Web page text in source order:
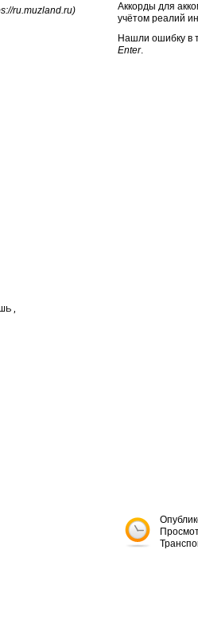
ru.muzland.ru) Аккорды для
учётом реалий
Нашли ошибку в
Enter.